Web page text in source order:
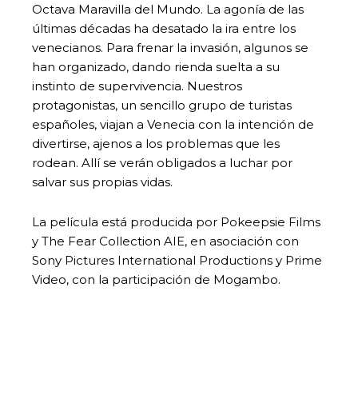
Octava Maravilla del Mundo. La agonía de las
últimas décadas ha desatado la ira entre los
venecianos. Para frenar la invasión, algunos se
han organizado, dando rienda suelta a su
instinto de supervivencia. Nuestros
protagonistas, un sencillo grupo de turistas
españoles, viajan a Venecia con la intención de
divertirse, ajenos a los problemas que les
rodean. Allí se verán obligados a luchar por
salvar sus propias vidas.
La película está producida por Pokeepsie Films
y The Fear Collection AIE, en asociación con
Sony Pictures International Productions y Prime
Video, con la participación de Mogambo.